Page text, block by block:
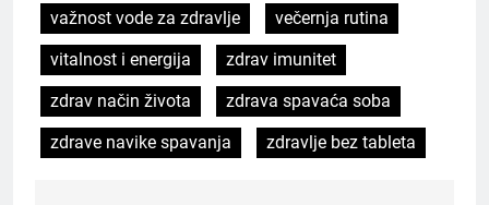
važnost vode za zdravlje
večernja rutina
vitalnost i energija
zdrav imunitet
zdrav način života
zdrava spavaća soba
zdrave navike spavanja
zdravlje bez tableta